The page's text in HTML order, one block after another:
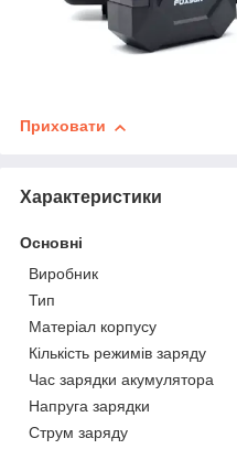
Приховати
Характеристики
Основні
Виробник
Тип
Матеріал корпусу
Кількість режимів заряду
Час зарядки акумулятора
Напруга зарядки
Струм заряду